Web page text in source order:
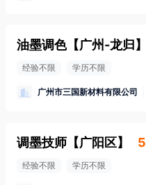
油墨调色 【广州-龙归】
经验不限 学历不限
广州市三国新材料有限公司
调墨技师 【广阳区】
经验不限 学历不限